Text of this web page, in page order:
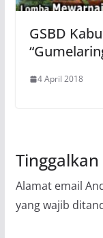
GSBD
4 April 2018
Alamat email
yang wajib